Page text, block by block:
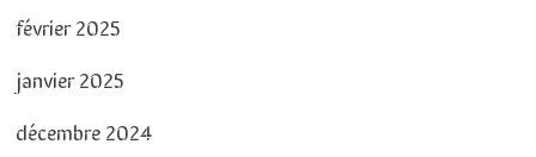
février 2025
janvier 2025
décembre 2024